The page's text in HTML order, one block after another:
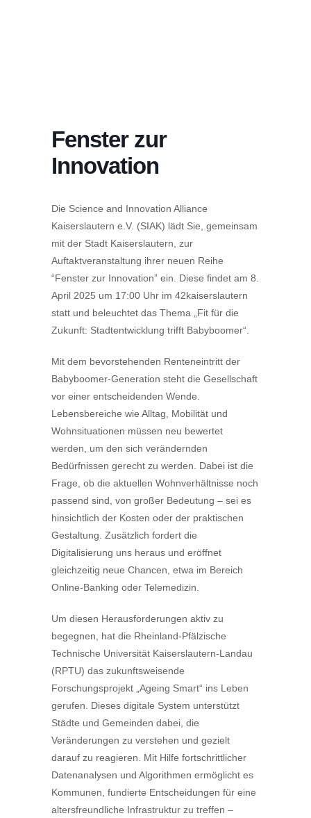
Fenster zur
Innovation
Die Science and Innovation Alliance
Kaiserslautern e.V. (SIAK) lädt Sie, gemeinsam
mit der Stadt Kaiserslautern, zur
Auftaktveranstaltung ihrer neuen Reihe
“Fenster zur Innovation” ein. Diese findet am 8.
April 2025 um 17:00 Uhr im 42kaiserslautern
statt und beleuchtet das Thema „Fit für die
Zukunft: Stadtentwicklung trifft Babyboomer“.
Mit dem bevorstehenden Renteneintritt der
Babyboomer-Generation steht die Gesellschaft
vor einer entscheidenden Wende.
Lebensbereiche wie Alltag, Mobilität und
Wohnsituationen müssen neu bewertet
werden, um den sich verändernden
Bedürfnissen gerecht zu werden. Dabei ist die
Frage, ob die aktuellen Wohnverhältnisse noch
passend sind, von großer Bedeutung – sei es
hinsichtlich der Kosten oder der praktischen
Gestaltung. Zusätzlich fordert die
Digitalisierung uns heraus und eröffnet
gleichzeitig neue Chancen, etwa im Bereich
Online-Banking oder Telemedizin.
Um diesen Herausforderungen aktiv zu
begegnen, hat die Rheinland-Pfälzische
Technische Universität Kaiserslautern-Landau
(RPTU) das zukunftsweisende
Forschungsprojekt „Ageing Smart“ ins Leben
gerufen. Dieses digitale System unterstützt
Städte und Gemeinden dabei, die
Veränderungen zu verstehen und gezielt
darauf zu reagieren. Mit Hilfe fortschrittlicher
Datenanalysen und Algorithmen ermöglicht es
Kommunen, fundierte Entscheidungen für eine
altersfreundliche Infrastruktur zu treffen –